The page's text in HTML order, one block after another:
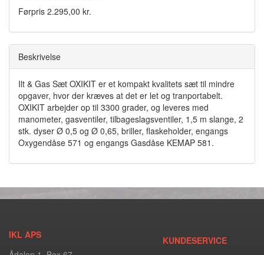
Førpris 2.295,00 kr.
Beskrivelse
Ilt & Gas Sæt OXIKIT er et kompakt kvalitets sæt til mindre
opgaver, hvor der kræves at det er let og tranportabelt.
OXIKIT arbejder op til 3300 grader, og leveres med
manometer, gasventiler, tilbageslagsventiler, 1,5 m slange, 2
stk. dyser Ø 0,5 og Ø 0,65, briller, flaskeholder, engangs
Oxygendåse 571 og engangs Gasdåse KEMAP 581.
IKL APS
KUNDESERVICE